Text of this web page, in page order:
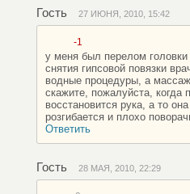
Гость 27 ИЮНЯ, 2010, 15:42
-1
у меня был перелом
снятия гипсовой повязки
водные процедуры, а
скажите, пожалуйста, когда
восстановится рука, а то
розгибается и плохо
Ответить
Гость 28 МАЯ, 2010, 22:29